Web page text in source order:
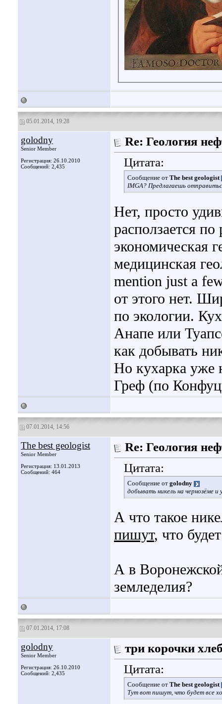
05.01.2014, 19:28
golodny
Senior Member
Регистрация: 26.10.2010
Сообщений: 2,435
Re: Геология
Цитата:
Сообщение от The best geologist
IMGA? Предлагаешь
Нет, просто
расползается
экономическая
медицинская
mention just a
от этого нет.
по экологии.
Анапе или
как добывать
Но кухарка уже
Греф (по
07.01.2014, 14:56
The best geologist
Senior Member
Регистрация: 13.01.2013
Сообщений: 464
Re: Геология
Цитата:
Сообщение от golodny
добывать никель на чернозёме и
А что такое
пишут, что
А в
земледелия?
07.01.2014, 17:08
golodny
Senior Member
Регистрация: 26.10.2010
Сообщений: 2,435
три корочки
Цитата:
Сообщение от The best geologist
Тут вот пишут, что будет все